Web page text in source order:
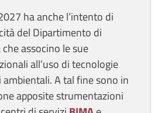
ha anche l’intento di
del Dipartimento di
associno le sue
all’uso di tecnologie
A tal fine sono in
apposite strumentazioni